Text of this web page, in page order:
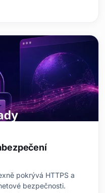
aspekty výběru
pokrývá HTTPS a
bezpečnosti.